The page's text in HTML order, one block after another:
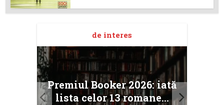
de interes
Premiul Booker 2026: iată
lista celor 13 romane...